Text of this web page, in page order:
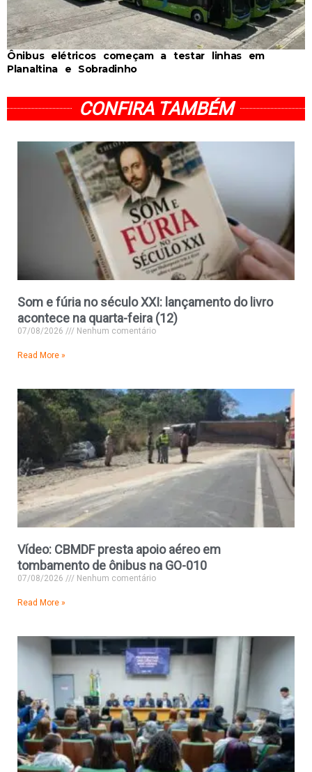
Ônibus elétricos começam a testar linhas em
Planaltina e Sobradinho
CONFIRA TAMBÉM
Som e fúria no século XXI: lançamento do livro
acontece na quarta-feira (12)
07/08/2026 Nenhum comentário
Read More »
Vídeo: CBMDF presta apoio aéreo em
tombamento de ônibus na GO-010
07/08/2026 Nenhum comentário
Read More »